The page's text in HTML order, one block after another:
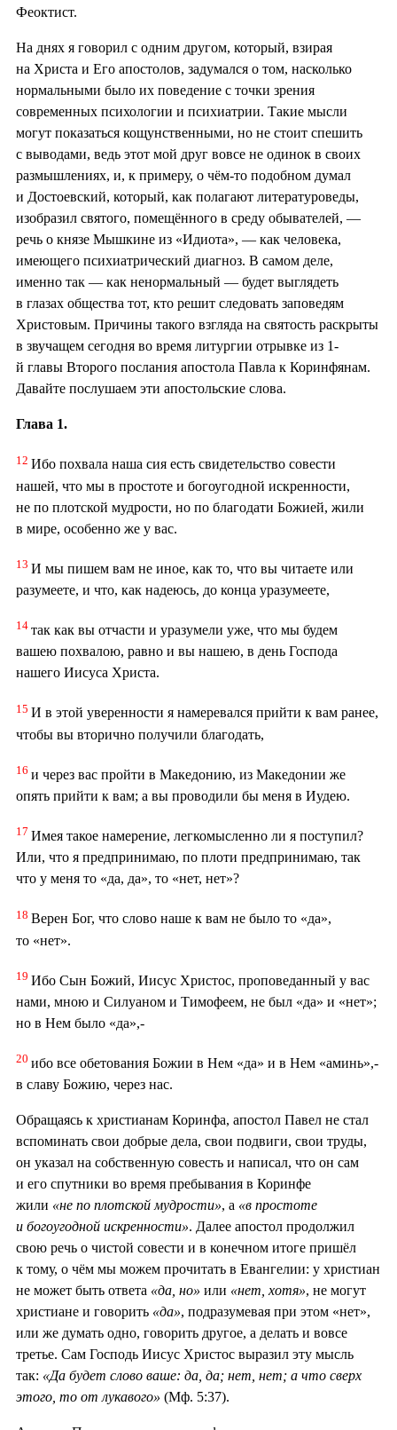
Феоктист.
На днях я говорил с одним другом, который, взирая
на Христа и Его апостолов, задумался о том, насколько
нормальными было их поведение с точки зрения
современных психологии и психиатрии. Такие мысли
могут показаться кощунственными, но не стоит спешить
с выводами, ведь этот мой друг вовсе не одинок в своих
размышлениях, и, к примеру, о чём-то подобном думал
и Достоевский, который, как полагают литературоведы,
изобразил святого, помещённого в среду обывателей, —
речь о князе Мышкине из «Идиота», — как человека,
имеющего психиатрический диагноз. В самом деле,
именно так — как ненормальный — будет выглядеть
в глазах общества тот, кто решит следовать заповедям
Христовым. Причины такого взгляда на святость раскрыты
в звучащем сегодня во время литургии отрывке из 1-
й главы Второго послания апостола Павла к Коринфянам.
Давайте послушаем эти апостольские слова.
Глава 1.
12 Ибо похвала наша сия есть свидетельство совести
нашей, что мы в простоте и богоугодной искренности,
не по плотской мудрости, но по благодати Божией, жили
в мире, особенно же у вас.
13 И мы пишем вам не иное, как то, что вы читаете или
разумеете, и что, как надеюсь, до конца уразумеете,
14 так как вы отчасти и уразумели уже, что мы будем
вашею похвалою, равно и вы нашею, в день Господа
нашего Иисуса Христа.
15 И в этой уверенности я намеревался прийти к вам ранее,
чтобы вы вторично получили благодать,
16 и через вас пройти в Македонию, из Македонии же
опять прийти к вам; а вы проводили бы меня в Иудею.
17 Имея такое намерение, легкомысленно ли я поступил?
Или, что я предпринимаю, по плоти предпринимаю, так
что у меня то «да, да», то «нет, нет»?
18 Верен Бог, что слово наше к вам не было то «да»,
то «нет».
19 Ибо Сын Божий, Иисус Христос, проповеданный у вас
нами, мною и Силуаном и Тимофеем, не был «да» и «нет»;
но в Нем было «да»,-
20 ибо все обетования Божии в Нем «да» и в Нем «аминь»,-
в славу Божию, через нас.
Обращаясь к христианам Коринфа, апостол Павел не стал
вспоминать свои добрые дела, свои подвиги, свои труды,
он указал на собственную совесть и написал, что он сам
и его спутники во время пребывания в Коринфе
жили «не по плотской мудрости», а «в простоте
и богоугодной искренности». Далее апостол продолжил
свою речь о чистой совести и в конечном итоге пришёл
к тому, о чём мы можем прочитать в Евангелии: у христиан
не может быть ответа «да, но» или «нет, хотя», не могут
христиане и говорить «да», подразумевая при этом «нет»,
или же думать одно, говорить другое, а делать и вовсе
третье. Сам Господь Иисус Христос выразил эту мысль
так: «Да будет слово ваше: да, да; нет, нет; а что сверх
этого, то от лукавого» (Мф. 5:37).